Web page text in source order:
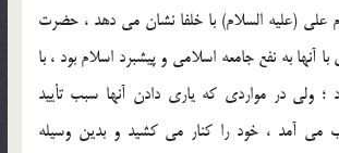
علي (علیه السلام) با خلفا نشان مي دهد ، حضرت
آنها به نفع جامعه اسلامي و پيشبرد اسلام بود ، با
؛ ولي در مواردي كه ياري دادن آنها سبب تأييد
آمد ، خود را كنار مي كشيد و بدين وسيله